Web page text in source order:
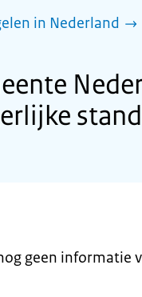
in Nederland
stand
geen informatie